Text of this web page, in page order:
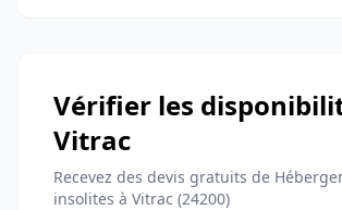
Vérifier les
Vitrac
Recevez des devis gratuits de
insolites à Vitrac (24200)